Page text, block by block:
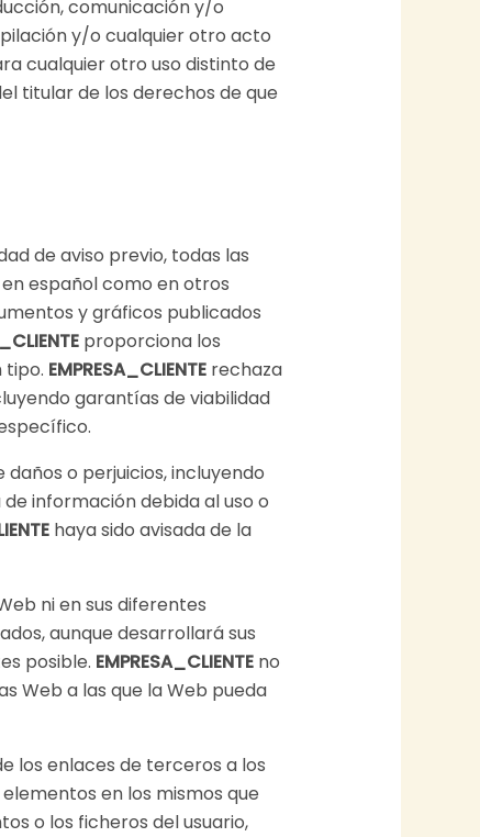
comunicación y/o
y/o cualquier otro acto
cualquier otro uso distinto de
titular de los derechos de que
de aviso previo, todas las
español como en otros
y gráficos publicados
proporciona los
tipo. EMPRESA_CLIENTErechaza
garantías de viabilidad
o perjuicios, incluyendo
información debida al uso o
haya sido avisada de la
ni en sus diferentes
aunque desarrollará sus
posible. EMPRESA_CLIENTEno
Web a las que la Web pueda
los enlaces de terceros a los
en los mismos que
o los ficheros del usuario,